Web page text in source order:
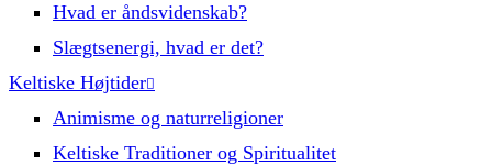
Hvad er åndsvidenskab?
Slægtsenergi, hvad er det?
Keltiske Højtider
Animisme og naturreligioner
Keltiske Traditioner og Spiritualitet